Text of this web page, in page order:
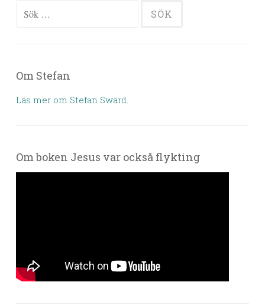
Sök efter:
Om Stefan
Läs mer om Stefan Swärd.
Om boken Jesus var också flykting